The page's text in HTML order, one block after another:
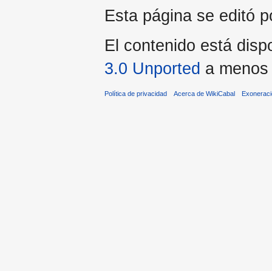
Esta página se editó
El contenido está
3.0 Unported a
Política de privacidad Acerca de WikiCabal